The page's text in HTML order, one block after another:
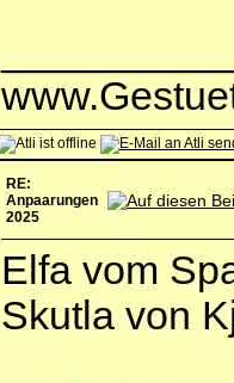
RE:
Anpaarungen
2025
Elfa vom
Skutla von